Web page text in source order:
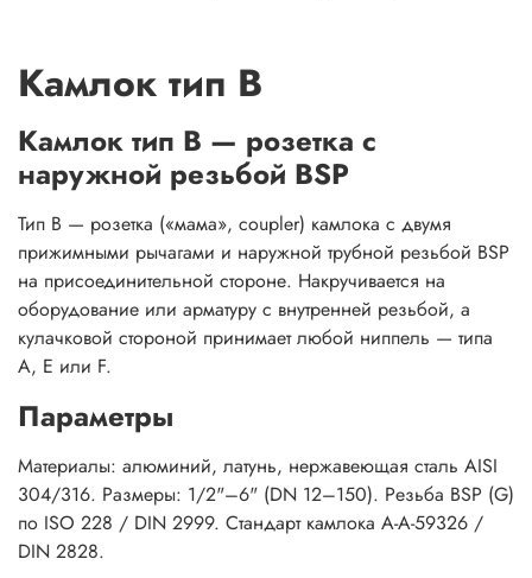
Камлок тип B
Камлок тип B — розетка с
наружной резьбой BSP
Тип B — розетка («мама», coupler) камлока с двумя
прижимными рычагами и наружной трубной резьбой BSP
на присоединительной стороне. Накручивается на
оборудование или арматуру с внутренней резьбой, а
кулачковой стороной принимает любой ниппель — типа
A, E или F.
Параметры
Материалы: алюминий, латунь, нержавеющая сталь AISI
304/316. Размеры: 1/2"–6" (DN 12–150). Резьба BSP (G)
по ISO 228 / DIN 2999. Стандарт камлока A-A-59326 /
DIN 2828.